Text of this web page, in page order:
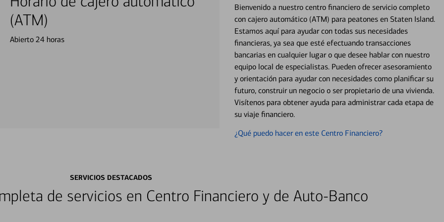
(ATM)
Abierto 24 horas
Bienvenido a nuestro centro financiero de servicio completo
con cajero automático (ATM) para peatones en Staten Island.
Estamos aquí para ayudar con todas sus necesidades
financieras, ya sea que esté efectuando transacciones
bancarias en cualquier lugar o que desee hablar con nuestro
equipo local de especialistas. Pueden ofrecer asesoramiento
y orientación para ayudar con necesidades como planificar su
futuro, construir un negocio o ser propietario de una vivienda.
Visítenos para obtener ayuda para administrar cada etapa de
su viaje financiero.
¿Qué puedo hacer en este Centro Financiero?
SERVICIOS DESTACADOS
de servicios en Centro Financiero y de Auto-Banco